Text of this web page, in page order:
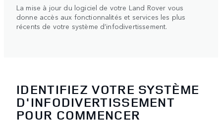
La mise à jour du logiciel de votre Land Rover vous
donne accès aux fonctionnalités et services les plus
récents de votre système d’infodivertissement.
IDENTIFIEZ VOTRE SYSTÈME
D'INFODIVERTISSEMENT
POUR COMMENCER